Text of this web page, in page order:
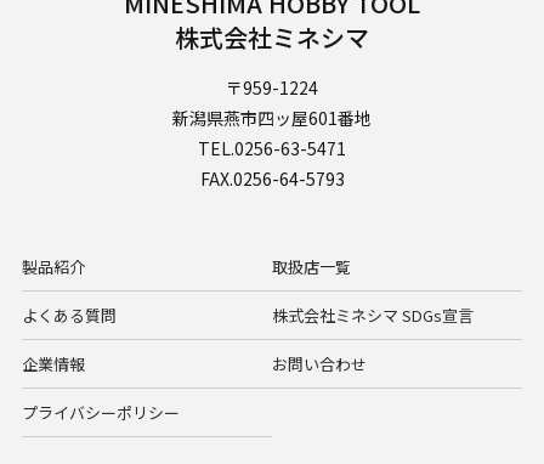
株式会社ミネシマ
〒959-1224
新潟県燕市四ッ屋601番地
TEL.0256-63-5471
FAX.0256-64-5793
製品紹介 取扱店一覧
よくある質問 株式会社ミネシマ SDGs宣言
企業情報 お問い合わせ
プライバシーポリシー